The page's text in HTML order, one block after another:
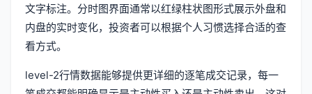
文字标注。分时图界面通常以红绿柱状图形式展示外盘和
内盘的实时变化，投资者可以根据个人习惯选择合适的查
看方式。
level-2行情数据能够提供更详细的逐笔成交记录，每一